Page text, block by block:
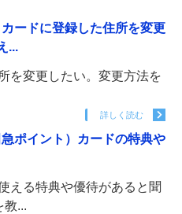
ードに登録した住所を変更
...
を変更したい。変更方法を
詳しく読む
ポイント）カードの特典や
える特典や優待があると聞
教...